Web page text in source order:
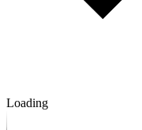
Loading